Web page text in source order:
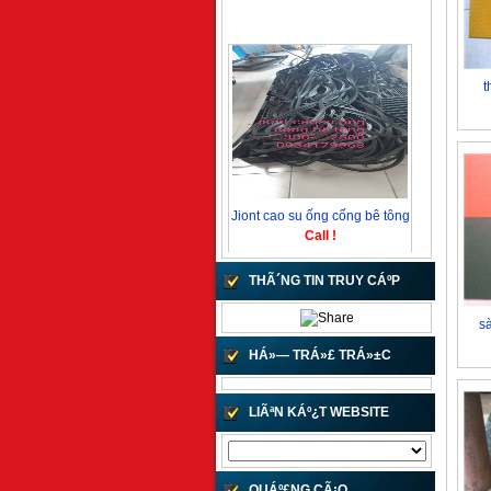
Jiont cao su ống cống bê tông
Call !
Jiont cao su ống bê tông
10 VND
THÃ´NG TIN TRUY CÁº­P
HÁ»— TRÁ»£ TRÁ»±C
TUYÁº¿N
LIÃªN KÁº¿T WEBSITE